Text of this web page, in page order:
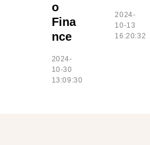
o
Fina
nce
2024-
10-30
13:09:30
2024-
10-13
16:20:32